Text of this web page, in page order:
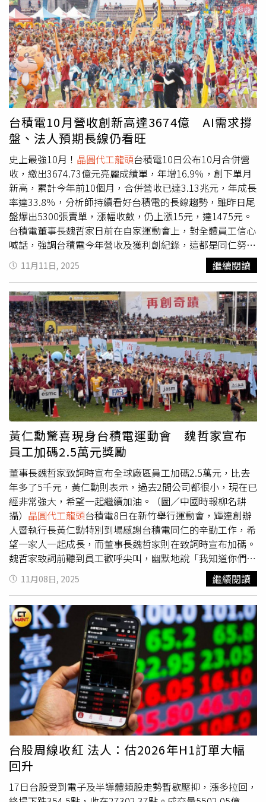
351.33美元，創下新高，終場收341.64美元，上漲14.53美
元。
台積電10月營收創新高達3674億 AI需求撐
盤、法人預期長線仍看旺
史上最強10月！ 晶圓代工龍頭台積電10日公布10月合併營
收，繳出3674.73億元亮麗成績單，年增16.9％，創下單月
新高，累計今年前10個月，合併營收已達3.13兆元，年成長
率達33.8％，分析師持續看好台積電的長線趨勢，雖昨日尾
盤爆出5300張賣單，漲幅收斂，仍上漲15元，達1475元。
台積電董事長魏哲家日前在自家運動會上，對全體員工信心
喊話，強調台積電今年營收及獲利創紀錄，這都是同仁努力
的成果，且不只是今年，以後每一年都會創新高，為台積電
的未來成長性背書。法人也預期，台積電第四季營收有望優
於財測高標334億美元。台積電10日早盤以1470元開出，午
盤後股價拉升至1485元，不過最後一盤突然爆出5300張賣
單，市場認為應該是外資出手，拉低股價10元，收1475
元，上漲1.03％。市場部分解讀，10月營收年增率16.9％是
今年2月以來最慢增速，甚至認為可能是「AI需求首波降溫
訊號」，不過供應鏈傳出，可能只是先前大量拉貨墊高基期
後的自然回檔，事實上，AI伺服器與高效能運算（HPC）需
求維持強勁，產能高度緊張，輝達執行長黃仁勳日前才會特
別來台，向魏哲家爭取更多產能。供應鏈業者直言，台積電
獲利屢創新高關鍵便是「AI晶片」，從輝達、超微、蘋果等
科技巨頭，都排隊爭搶台積電的先進製程產能便可一窺端
倪。業界日前傳出，台積電已在今年9月起陸續通知主要客
戶，決定自2026年1月起，針對5奈米以下的先進製程，包
括5奈米、4奈米、3奈米及未來的2奈米，將執行連續漲價
計畫。報價平均漲幅約3％至10％。法人認為，台積電不只
是漲價，而是透過技術護城河，宣示下個算力時代主導權，
漲價除反映不斷墊高的研發成本，外資更預估，受惠於AI應
用滲透率提高，台積電在AI相關營收占比將持續升高。台新
投顧副總經理黃文清指出，看好台積電的長線趨勢，主要是
輝達的Blackwell架構從GB200、GB300，明年還有新的
Rubin系列需求看旺，且美國四大雲端龍頭（CSP）都調高
資本支出，在在讓明年台積電成長性值得期待。近來AI泡沫
疑慮升高，黃文清分析，目前CSP都還在資本投入階段，但
看到很多AI應用，檢視AI軟體公司本益比，都有實質獲利，
預期AI不至於泡沫。
11月11日, 2025 繼續閱讀
黃仁勳驚喜現身台積電運動會 魏哲家宣布
員工加碼2.5萬元獎勵
董事長魏哲家致詞時宣布全球廠區員工加碼2.5萬元，比去
年多了5千元，黃仁勳則表示，過去2間公司都很小，現在已
經非常強大，希望一起繼續加油。（圖／中國時報柳名耕
攝） 晶圓代工龍頭台積電8日在新竹舉行運動會，輝達創辦
人暨執行長黃仁勳特別到場感謝台積電同仁的辛勤工作，希
望一家人一起成長，而董事長魏哲家則在致詞時宣布加碼。
魏哲家致詞前聽到員工歡呼尖叫，幽默地說「我知道你們想
聽什麼（意指加碼獎金）」，並透露此次運動會有點遺憾，
因為創辦人張忠謀因為身體不適未能到場，並請員工高喊
「董事長我愛你，Sophie我愛妳（指張忠謀、張淑芬）」，
接著邀請黃仁勳上台。黃仁勳上台隨即喊出「台積電我的好
朋友，誰愛台積，我愛台積」，黃仁勳坦言，CC（魏哲
家）要我講國語，但我不太會講，只能一句一句慢慢講，並
提到，輝達與台積電合作開始到現在已經30年了，我也是你
們的家人，沒有台積電就沒有輝達，台積電真的是最棒的，
尚讚。黃仁勳指出，30年前輝達、台積電都是小公司，沒有
現在這麼強大，我有很多話想講，但我的國語真的很差，我
下次一定會改進，今天真的很高興可以來到台積電運動會，
台積電真的是讓人驚嘆的公司，強調現在2間公司都這麼
大，大家都很忙，希望台積電繼續加油。魏哲家指出，台積
電今年的營收、獲利都創下歷史下新高，是大家努力的結
果，並宣布去年為了感謝大家的努力給出小禮物，今年比去
年多了5千元，共2.5萬元，但不僅限台灣廠區，而是全球廠
11月08日, 2025 繼續閱讀
台股周線收紅 法人：估2026年H1訂單大幅
回升
17日台股受到電子及半導體類股走勢暫歇壓抑，漲多拉回，